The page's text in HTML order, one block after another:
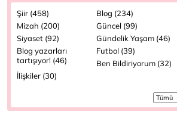
Şiir (458)
Blog (234)
Mizah (200)
Güncel (99)
Siyaset (92)
Gündelik Yaşam (46)
Blog yazarları
tartışıyor! (46)
Futbol (39)
Ben Bildiriyorum (32)
İlişkiler (30)